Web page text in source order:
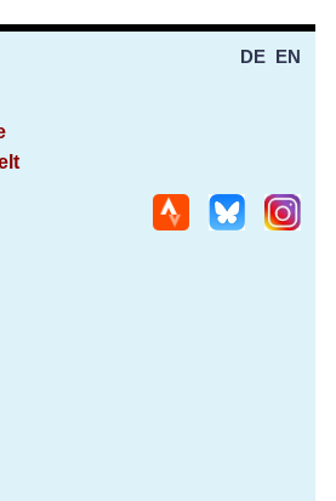
DE EN